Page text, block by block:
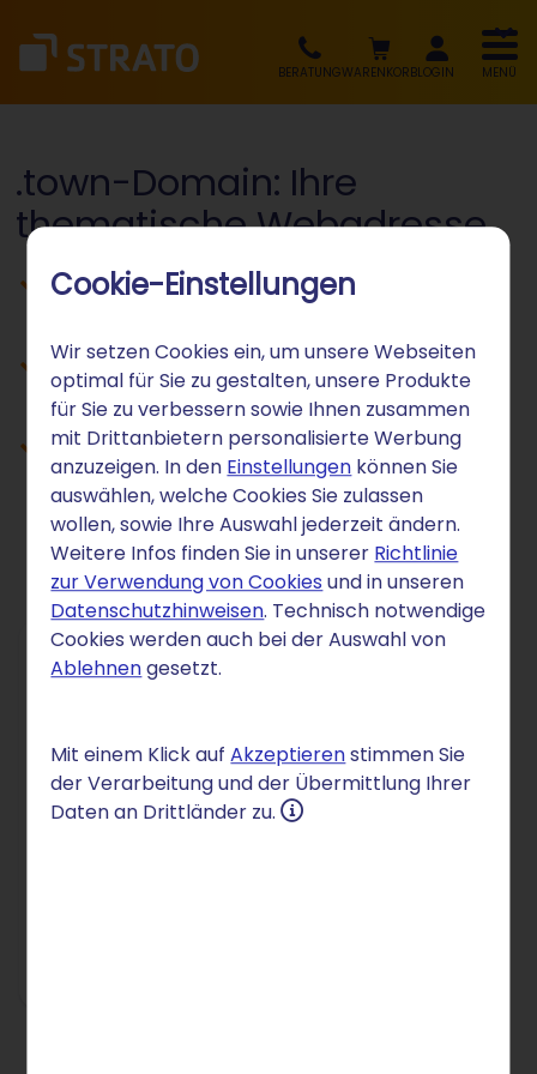
Cookie-Einstellungen
Wir setzen Cookies ein, um unsere Webseiten
optimal für Sie zu gestalten, unsere Produkte
für Sie zu verbessern sowie Ihnen zusammen
mit Drittanbietern personalisierte Werbung
anzuzeigen. In den Einstellungen können Sie
auswählen, welche Cookies Sie zulassen
wollen, sowie Ihre Auswahl jederzeit ändern.
Weitere Infos finden Sie in unserer Richtlinie
zur Verwendung von Cookies und in unseren
Datenschutzhinweisen. Technisch notwendige
Cookies werden auch bei der Auswahl von
Ablehnengesetzt.
Mit einem Klick aufAkzeptierenstimmen Sie
der Verarbeitung und der Übermittlung Ihrer
Daten an Drittländer zu.
BERATUNGWARENKORBLOGIN MENÜ
.town-Domain: Ihre
thematische Webadresse
Lokale Präsenz für Städte, Gemeinden
Ideal für Stadtmarketing und Bürger-
Portale
Regionale Identität direkt in der
Webadresse
.town
3 €/Mon.